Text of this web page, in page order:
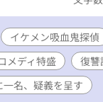
を掲載】 【
イケメン吸血鬼探偵
メディ特盛 復讐
名、疑義を呈す